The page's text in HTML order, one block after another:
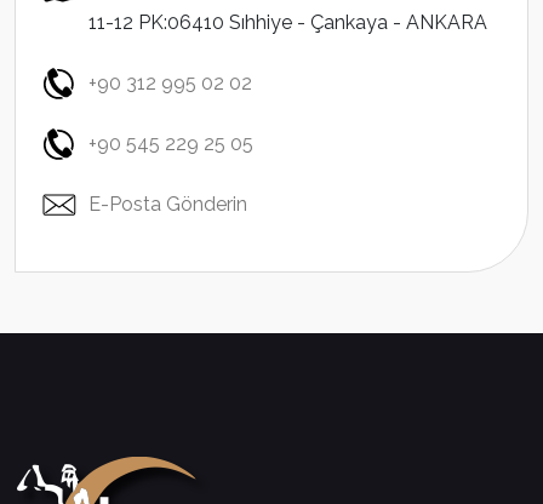
11-12 PK:06410 Sıhhiye - Çankaya - ANKARA
+90 312 995 02 02
+90 545 229 25 05
E-Posta Gönderin